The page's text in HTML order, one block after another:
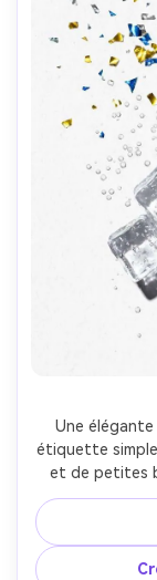
Une
étiquette
et de petites
graphique
sans
inférieur,
contour,